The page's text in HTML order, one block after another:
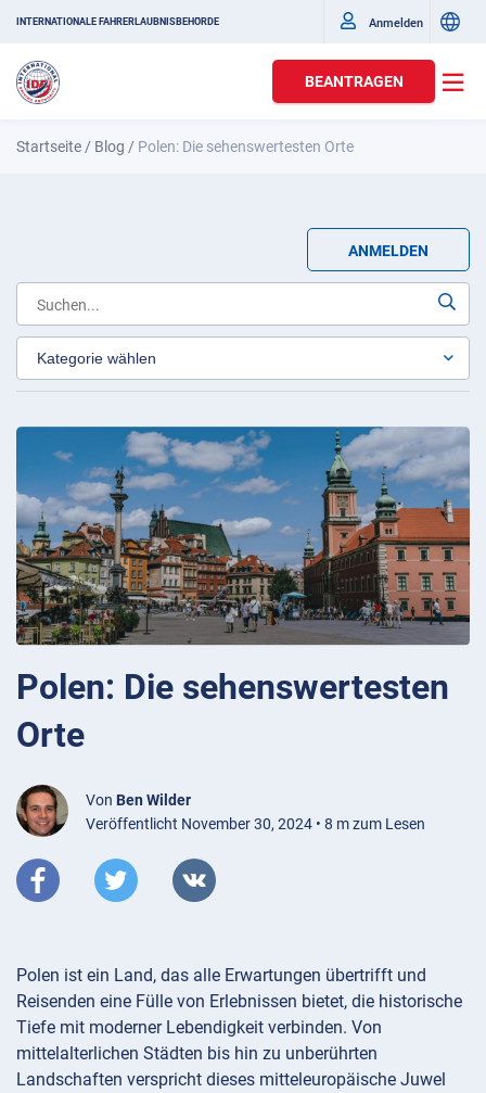
INTERNATIONALE FAHRERLAUBNISBEHÖRDE Anmelden
BEANTRAGEN
Startseite / Blog / Polen: Die sehenswertesten Orte
ANMELDEN
Polen: Die sehenswertesten
Orte
Von Ben Wilder
Veröffentlicht November 30, 2024 • 8 m zum Lesen
Polen ist ein Land, das alle Erwartungen übertrifft und
Reisenden eine Fülle von Erlebnissen bietet, die historische
Tiefe mit moderner Lebendigkeit verbinden. Von
mittelalterlichen Städten bis hin zu unberührten
Landschaften verspricht dieses mitteleuropäische Juwel